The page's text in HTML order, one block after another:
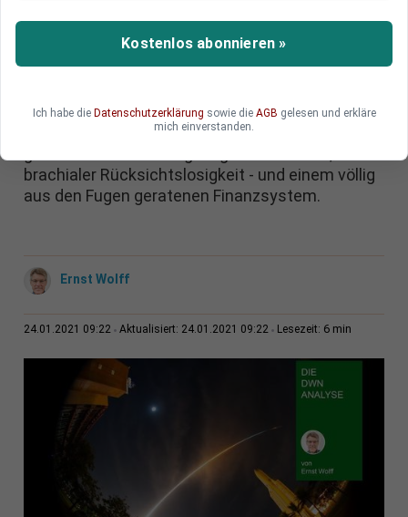
Lebensweise verändert - und
dabei zum Super-Milliardär
aufsteigt
DWN-Kolumnist Ernst Wolff zeichnet den Weg
eines Mannes nach, der es ganz nach oben
brachialer Rücksichtslosigkeit - und einem völlig
aus den Fugen geratenen Finanzsystem.
Ernst Wolff
24.01.2021 09:22 Aktualisiert: 24.01.2021 09:22 Lesezeit: 6 min
Kostenlos abonnieren »
Ich habe die Datenschutzerklärung sowie die AGB gelesen und erkläre
mich einverstanden.